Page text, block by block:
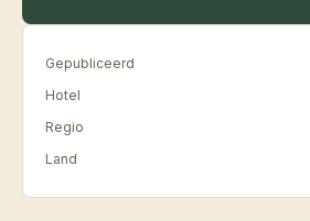
Gepubliceerd
Hotel
Regio
Land